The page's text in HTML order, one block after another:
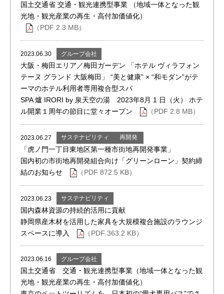
国土交通省 交通・観光連携型事業 （地域一体となった観
光地・観光産業の再生・高付加価値化）
（PDF 2.3 MB）
2023.06.30 グループ会社
大阪・梅田エリア／梅田ガーデン 「ホテル ヴィラフォン
テーヌ グランド 大阪梅田」 “美と健康” × “和モダン”がテ
ーマのホテル利用者専用複合型スパ
SPA 爐 IRORI by 泉天空の湯 2023年8月 1 日（火） ホテ
ル開業１周年の節目に堂々オープン
（PDF 2.8 MB）
2023.06.27 サステナビリティ 再開発
「虎ノ門一丁目東地区第一種市街地再開発事業」
国内初の市街地再開発組合向け「グリーンローン」契約締
結のお知らせ
（PDF 872.5 KB）
2023.06.23 サステナビリティ
国内森林資源の持続的活用に貢献
静岡県産木材を活用した家具を大規模複合施設のラウンジ
スペースに導入
（PDF 363.2 KB）
2023.06.16 グループ会社
国土交通省 交通・観光連携型事業（地域一体となった観
光地・観光産業の再生・高付加価値化）